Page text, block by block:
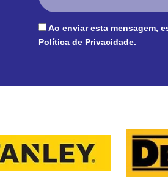
Ao enviar esta mensagem,
Política de Privacidade.